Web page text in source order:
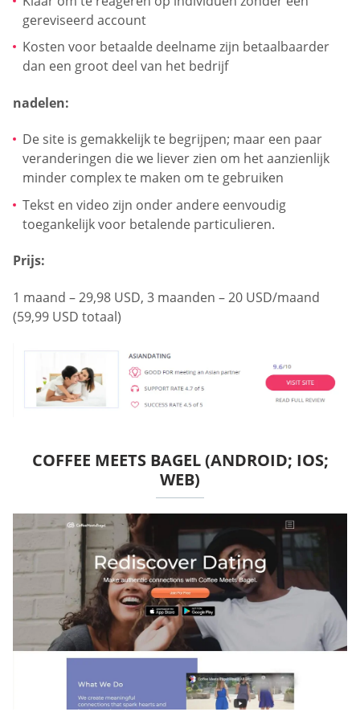
gereviseerd account
Kosten voor betaalde deelname zijn betaalbaarder
dan een groot deel van het bedrijf
nadelen:
De site is gemakkelijk te begrijpen; maar een paar
veranderingen die we liever zien om het aanzienlijk
minder complex te maken om te gebruiken
Tekst en video zijn onder andere eenvoudig
toegankelijk voor betalende particulieren.
Prijs:
1 maand – 29,98 USD, 3 maanden – 20 USD/maand
(59,99 USD totaal)
COFFEE MEETS BAGEL (ANDROID; IOS;
WEB)